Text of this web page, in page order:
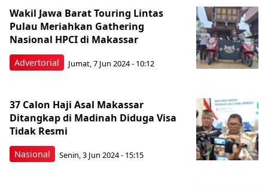
Advertorial
Wakil Jawa Barat Touring Lintas
Pulau Meriahkan Gathering
Nasional HPCI di Makassar
Jumat, 7 Jun 2024 - 10:12
Nasional
37 Calon Haji Asal Makassar
Ditangkap di Madinah Diduga Visa
Tidak Resmi
Senin, 3 Jun 2024 - 15:15